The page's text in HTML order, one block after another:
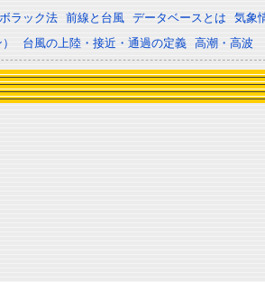
ラック法 前線と台風 データベースとは
気象
台風の上陸・接近・通過の定義 高潮・高波